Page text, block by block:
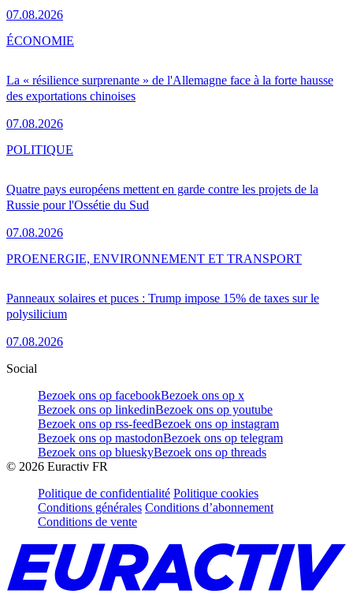
07.08.2026
La « résilience surprenante » de l'Allemagne face à la forte hausse
des exportations chinoises
07.08.2026
ÉCONOMIE
Quatre pays européens mettent en garde contre les projets de la
Russie pour l'Ossétie du Sud
07.08.2026
POLITIQUE
Panneaux solaires et puces : Trump impose 15% de taxes sur le
polysilicium
07.08.2026
PROENERGIE, ENVIRONNEMENT ET TRANSPORT
Social
Bezoek ons op facebookBezoek ons op x
Bezoek ons op linkedinBezoek ons op youtube
Bezoek ons op rss-feedBezoek ons op instagram
Bezoek ons op mastodonBezoek ons op telegram
Bezoek ons op blueskyBezoek ons op threads
© 2026 Euractiv FR
Politique de confidentialité Politique cookies
Conditions générales Conditions d’abonnement
Conditions de vente